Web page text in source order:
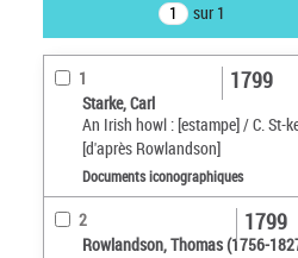
sur 1
1
Starke, Carl
An Irish howl : [estampe] / C. St-
[d'après Rowlandson]
1799
Documents iconographiques
2
Rowlandson, Thomas (1756-
1799